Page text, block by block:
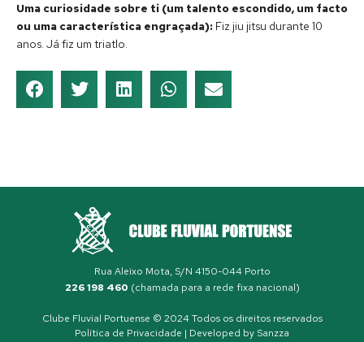
Uma curiosidade sobre ti (um talento escondido, um facto
ou uma característica engraçada): Fiz jiu jitsu durante 10
anos. Já fiz um triatlo.
Rua Aleixo Mota, S/N 4150-044 Porto
226 198 460 (chamada para a rede fixa nacional)
Clube Fluvial Portuense © 2024 Todos os direitos reservados
Política de Privacidade | Developed by Sanzza